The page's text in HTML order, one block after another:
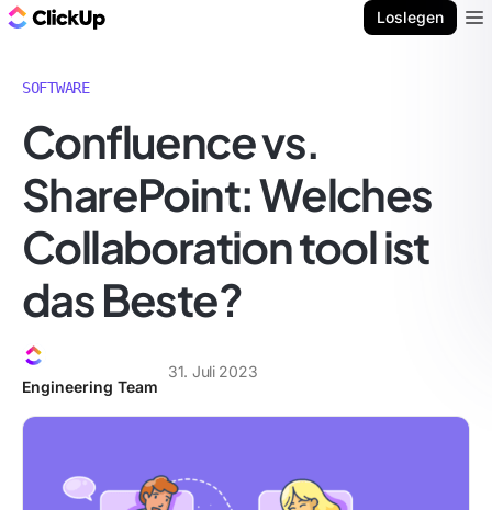
Loslegen
SOFTWARE
Confluence vs.
SharePoint: Welches
Collaboration tool ist
das Beste?
Engineering Team
31. Juli 2023